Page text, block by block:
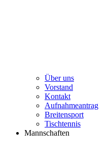
Über uns
Vorstand
Kontakt
Aufnahmeantrag
Breitensport
Tischtennis
Mannschaften